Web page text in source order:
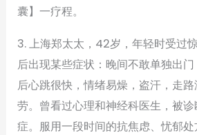
囊】一疗程。
3. 上海郑太太，42岁，年轻时受过
后出现某些症状：晚间不敢单独出
后心跳很快，情绪易燥，盗汗，走
劳。曾看过心理和神经科医生，被
症。服用一段时间的抗焦虑、忧郁